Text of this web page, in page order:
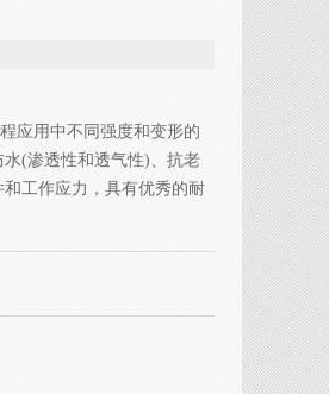
应用中不同强度和变形的
(渗透性和透气性)、抗老
工作应力，具有优秀的耐